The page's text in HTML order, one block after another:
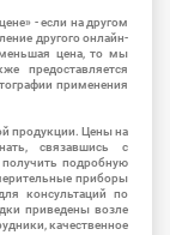
- если на другом
другого онлайн-
меньшая цена, то мы
предоставляется
применения
продукции. Цены на
связавшись с
подробную
приборы
консультаций по
приведены возле
качественное